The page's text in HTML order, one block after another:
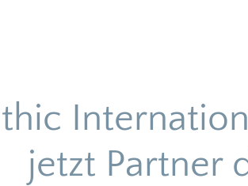
jetzt Partner